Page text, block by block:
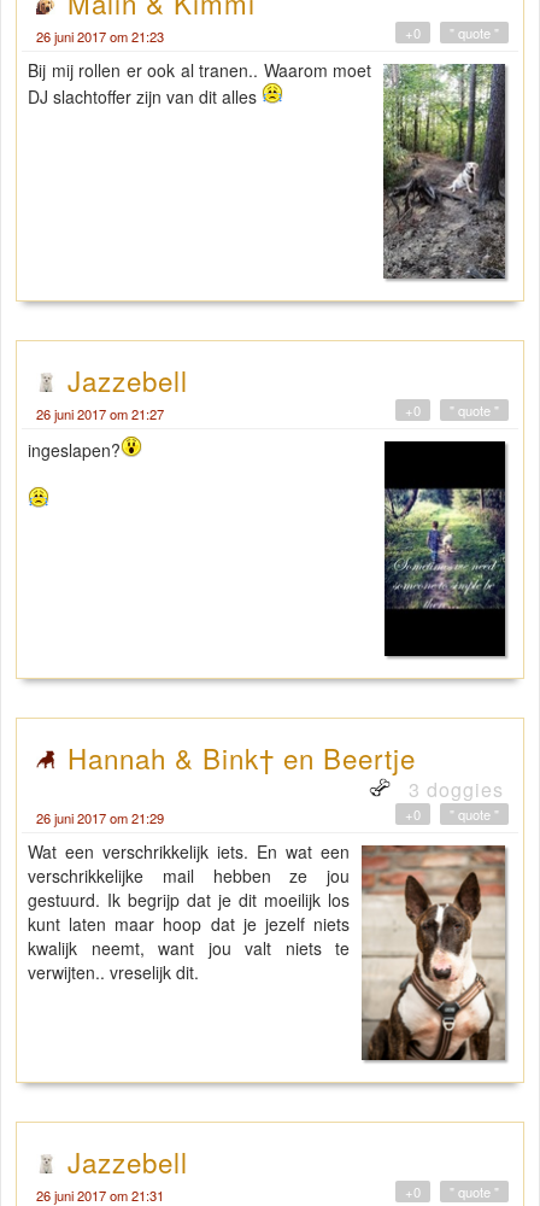
26 juni 2017 om 21:23 " quote "
+0
Bij mij rollen er ook al tranen.. Waarom moet
DJ slachtoffer zijn van dit alles
Jazzebell
26 juni 2017 om 21:27 " quote "
+0
ingeslapen?
Hannah & Bink† en Beertje
3 doggies
26 juni 2017 om 21:29 " quote "
+0
Wat een verschrikkelijk iets. En wat een
verschrikkelijke mail hebben ze jou
gestuurd. Ik begrijp dat je dit moeilijk los
kunt laten maar hoop dat je jezelf niets
kwalijk neemt, want jou valt niets te
verwijten.. vreselijk dit.
Jazzebell
26 juni 2017 om 21:31 " quote "
+0